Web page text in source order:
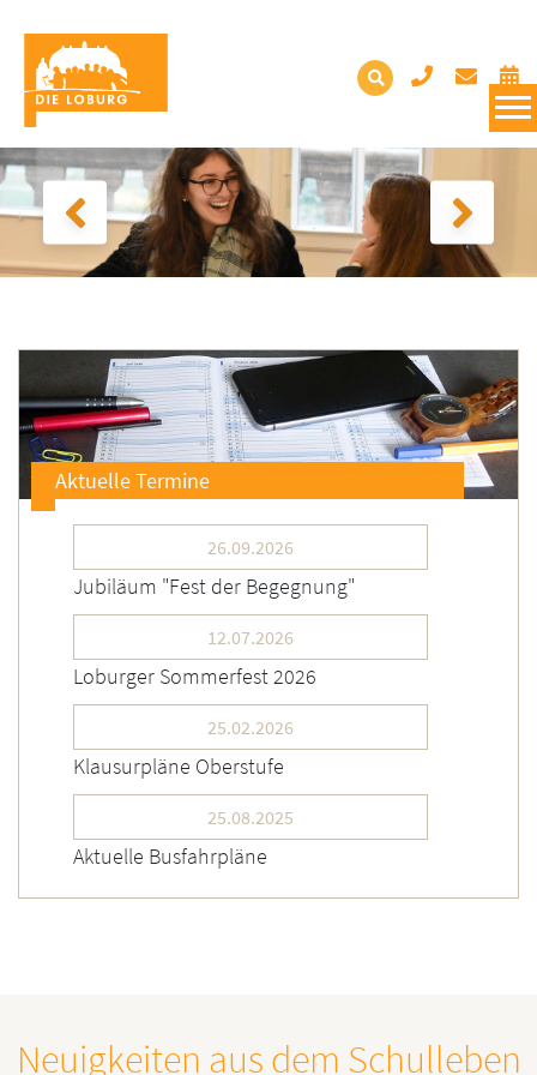
Aktuelle Termine
26.09.2026
Jubiläum "Fest der Begegnung"
12.07.2026
Loburger Sommerfest 2026
25.02.2026
Klausurpläne Oberstufe
25.08.2025
Aktuelle Busfahrpläne
Neuigkeiten aus dem Schulleben